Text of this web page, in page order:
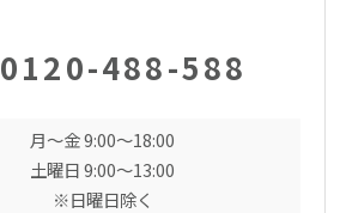
0120-488-588
月〜金 9:00〜18:00
土曜日 9:00〜13:00
※日曜日除く